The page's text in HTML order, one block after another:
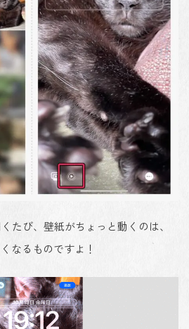
たび、壁紙がちょっと動くのは、
なるものですよ！